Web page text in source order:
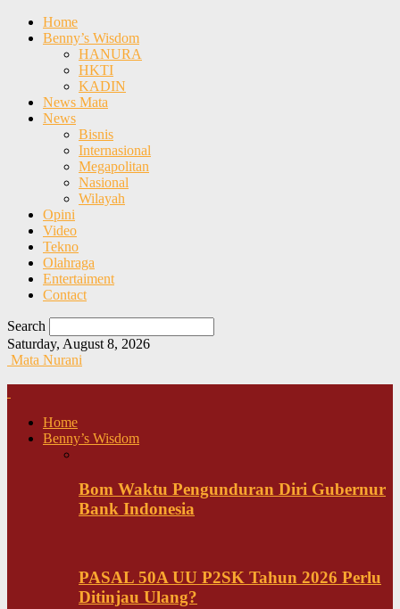
Home
Benny’s Wisdom
HANURA
HKTI
KADIN
News Mata
News
Bisnis
Internasional
Megapolitan
Nasional
Wilayah
Opini
Video
Tekno
Olahraga
Entertaiment
Contact
Search
Saturday, August 8, 2026
Mata Nurani
Home
Benny’s Wisdom
Bom Waktu Pengunduran Diri Gubernur
Bank Indonesia
PASAL 50A UU P2SK Tahun 2026 Perlu
Ditinjau Ulang?